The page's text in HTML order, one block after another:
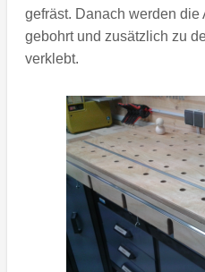
gefräst. Danach werden die
gebohrt und zusätzlich zu
verklebt.